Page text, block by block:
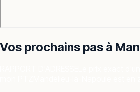
Vos prochains pas à